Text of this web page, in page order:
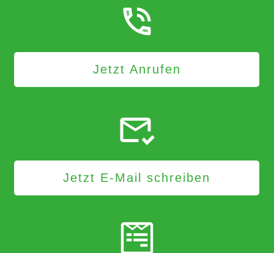
Jetzt Anrufen
Jetzt E-Mail schreiben